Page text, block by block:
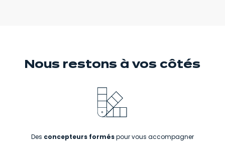
Nous restons à vos côtés
Des concepteurs forméspour vous accompagner